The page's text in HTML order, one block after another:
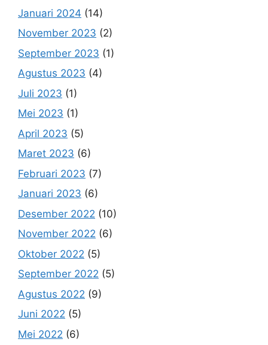
Januari 2024 (14)
November 2023 (2)
September 2023 (1)
Agustus 2023 (4)
Juli 2023 (1)
Mei 2023 (1)
April 2023 (5)
Maret 2023 (6)
Februari 2023 (7)
Januari 2023 (6)
Desember 2022 (10)
November 2022 (6)
Oktober 2022 (5)
September 2022 (5)
Agustus 2022 (9)
Juni 2022 (5)
Mei 2022 (6)